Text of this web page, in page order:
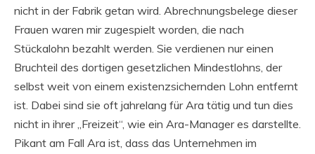
nicht in der Fabrik getan wird. Abrechnungsbelege dieser
Frauen waren mir zugespielt worden, die nach
Stückalohn bezahlt werden. Sie verdienen nur einen
Bruchteil des dortigen gesetzlichen Mindestlohns, der
selbst weit von einem existenzsichernden Lohn entfernt
ist. Dabei sind sie oft jahrelang für Ara tätig und tun dies
nicht in ihrer „Freizeit“, wie ein Ara-Manager es darstellte.
Pikant am Fall Ara ist, dass das Unternehmen im